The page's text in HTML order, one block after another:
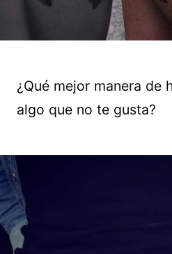
¿Qué mejor manera de
algo que no te gusta?